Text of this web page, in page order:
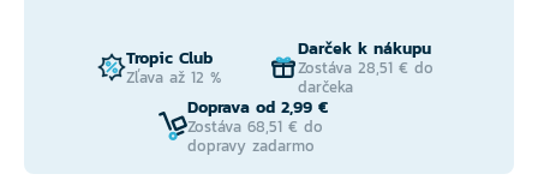
Tropic Club
Zľava až 12 %
Darček k nákupu
Zostáva 28,51 € do
darčeka
Doprava od 2,99 €
Zostáva 68,51 € do
dopravy zadarmo